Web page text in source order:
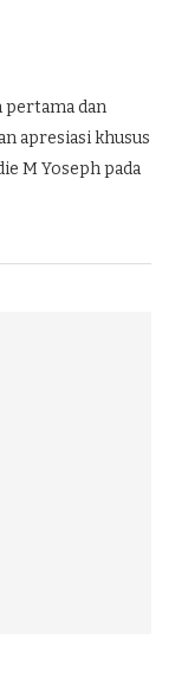
pertama dan
apresiasi khusus
M Yoseph pada